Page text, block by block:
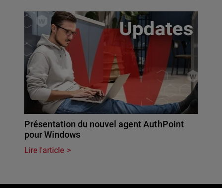
Présentation du nouvel agent AuthPoint
pour Windows
Lire l'article